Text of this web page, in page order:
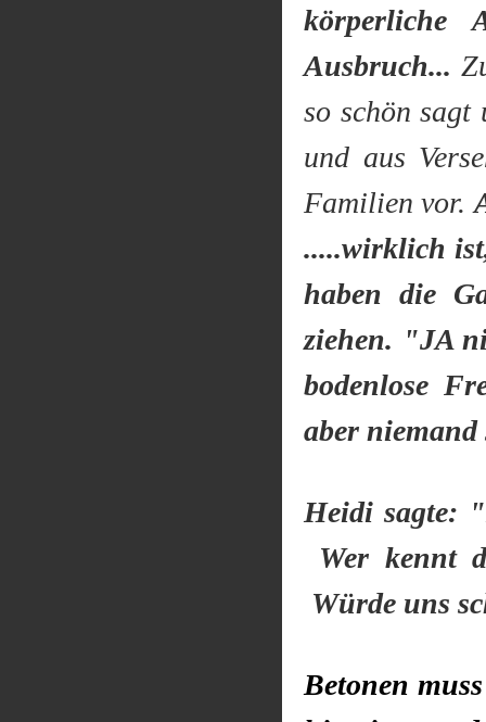
körperliche
Ausbruch...
so schön sagt
und aus
Familien vor.
.....wirklich
haben die
ziehen. "JA
bodenlose
aber niemand
Heidi sagte:
Wer kennt
Würde uns
Betonen